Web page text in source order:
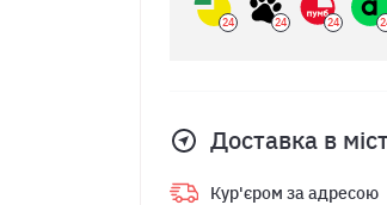
24 24 24
Доставка в
Кур'єром за адресою